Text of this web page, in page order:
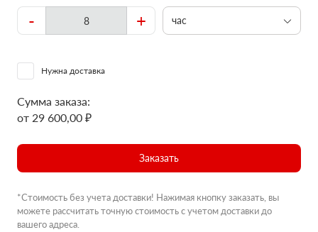
- + час
Нужна доставка
Сумма заказа:
от 29 600,00 ₽
Заказать
*Стоимость без учета доставки! Нажимая кнопку заказать, вы
можете рассчитать точную стоимость с учетом доставки до
вашего адреса.